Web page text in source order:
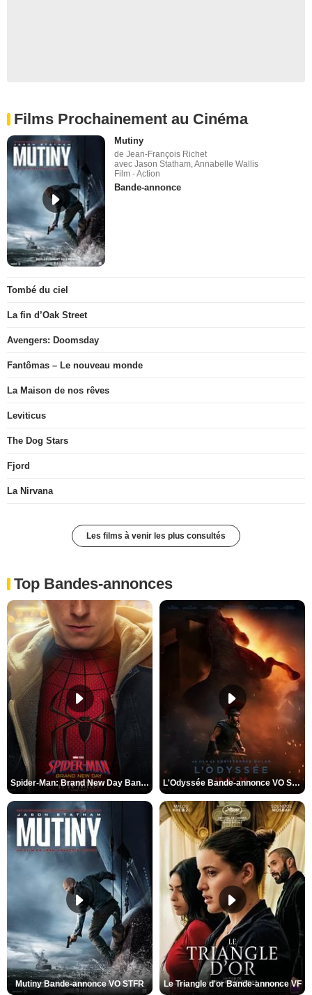
Films Prochainement au Cinéma
Mutiny
de Jean-François Richet
avec Jason Statham, Annabelle Wallis
Film - Action
Bande-annonce
Tombé du ciel
La fin d’Oak Street
Avengers: Doomsday
Fantômas – Le nouveau monde
La Maison de nos rêves
Leviticus
The Dog Stars
Fjord
La Nirvana
Les films à venir les plus consultés
Top Bandes-annonces
Spider-Man: Brand New Day Bande-annonce VO STFR L'Odyssée Bande-annonce VO STFR
Mutiny Bande-annonce VO STFR Le Triangle d'or Bande-annonce VF